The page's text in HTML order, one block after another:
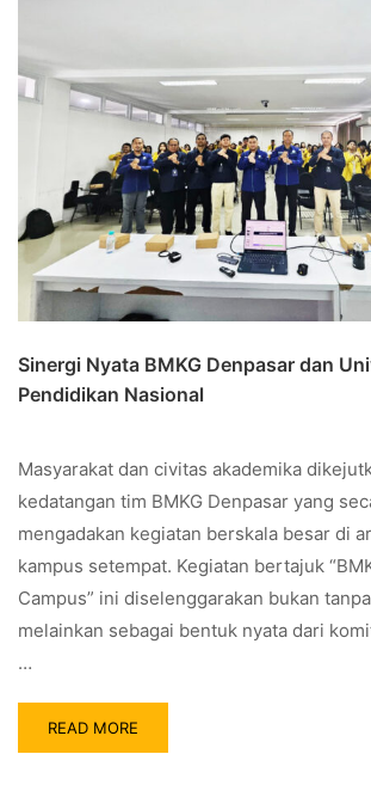
Sinergi Nyata BMKG Denpasar dan
Pendidikan Nasional
Masyarakat dan civitas akademika
kedatangan tim BMKG Denpasar yang
mengadakan kegiatan berskala besar di
kampus setempat. Kegiatan bertajuk
Campus” ini diselenggarakan bukan
melainkan sebagai bentuk nyata dari
…
READ MORE